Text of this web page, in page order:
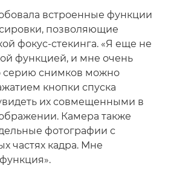
встроенные функции
позволяющие
фокус-стекинга. «Я еще не
функцией, и мне очень
серию снимков можно
кнопки спуска
их совмещенными в
Камера также
фотографии с
частях кадра. Мне